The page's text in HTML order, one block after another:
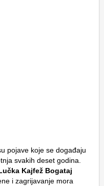
pojave koje se događaju
svakih deset godina.
Kajfež Bogataj
i zagrijavanje mora